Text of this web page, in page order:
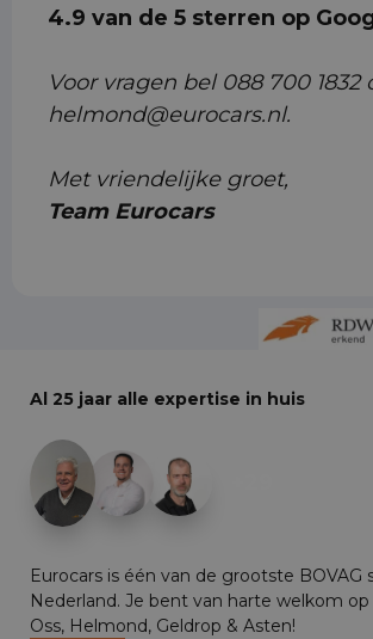
4.9 van de 5 sterren op
Voor vragen bel 088 700 1832
helmond@eurocars.nl.
Met vriendelijke groet,
Team Eurocars
Al 25 jaar alle expertise in huis
Eurocars is één van de grootste BOVAG
Nederland. Je bent van harte welkom
Oss, Helmond, Geldrop & Asten!